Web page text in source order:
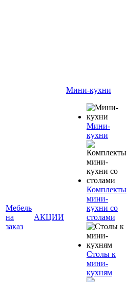
Мебель
на
заказ
АКЦИИ
Мини-кухни
Мини-
кухни
Комплекты
мини-
кухни со
столами
Столы к
мини-
кухням